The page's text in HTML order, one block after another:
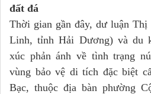
đất đá
Thời gian gần đây, dư luận
Linh, tỉnh Hải Dương) và du
xúc phản ánh về tình trạng
vùng bảo vệ di tích đặc biệt
Bạc, thuộc địa bàn phường